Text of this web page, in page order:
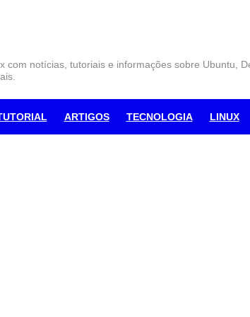
com notícias, tutoriais e informações sobre Ubuntu,
ARTIGOS TECNOLOGIA LINUX